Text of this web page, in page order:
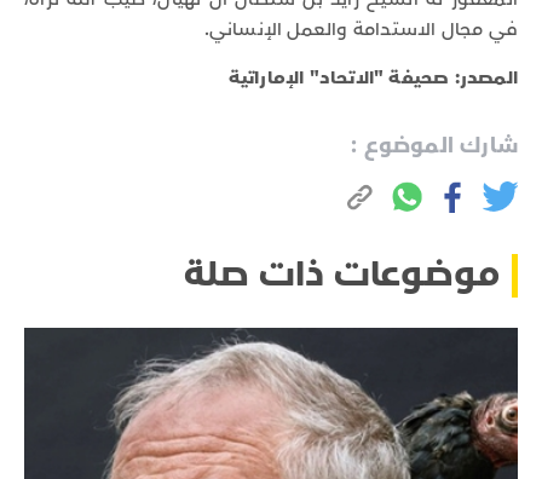
في مجال الاستدامة والعمل الإنساني.
المصدر: صحيفة "الاتحاد" الإماراتية
شارك الموضوع :
موضوعات ذات صلة